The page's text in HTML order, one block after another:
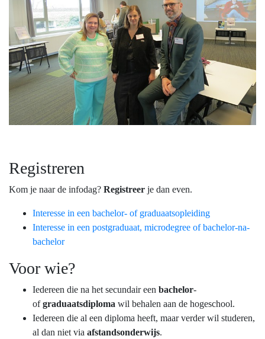
Registreren
Kom je naar de infodag? Registreer je dan even.
Interesse in een bachelor- of graduaatsopleiding
Interesse in een postgraduaat, microdegree of bachelor-na-
bachelor
Voor wie?
Iedereen die na het secundair een bachelor-
ofgraduaatsdiploma wil behalen aan de hogeschool.
Iedereen die al een diploma heeft, maar verder wil studeren,
al dan niet via afstandsonderwijs.